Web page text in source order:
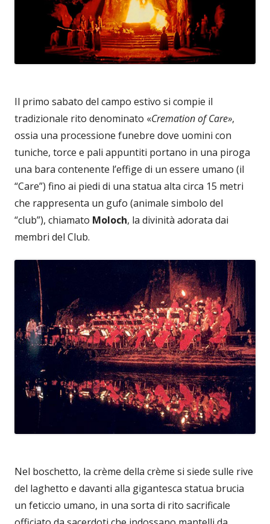
Il primo sabato del campo estivo si compie il
tradizionale rito denominato «Cremation of Care»,
ossia una processione funebre dove uomini con
tuniche, torce e pali appuntiti portano in una piroga
una bara contenente l’effige di un essere umano (il
“Care”) fino ai piedi di una statua alta circa 15 metri
che rappresenta un gufo (animale simbolo del
“club”), chiamato Moloch, la divinità adorata dai
membri del Club.
Nel boschetto, la crème della crème si siede sulle rive
del laghetto e davanti alla gigantesca statua brucia
un feticcio umano, in una sorta di rito sacrificale